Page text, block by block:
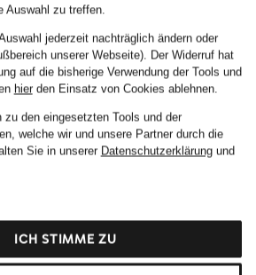
Auswahl zu treffen.
jederzeit nachträglich ändern oder
unserer Webseite). Der Widerruf hat
auf die bisherige Verwendung der Tools und
hierden Einsatz von Cookies ablehnen.
zu den eingesetzten Tools und der
welche wir und unsere Partner durch die
Sie in unserer Datenschutzerklärungund
ICH STIMME ZU